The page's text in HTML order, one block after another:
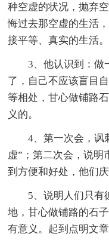
种空虚的状况，抛弃
悔过去那空虚的生活
接平等、真实的生活。
3、他认识到：做
了，自己不应该盲目
等相处，甘心做铺路
义的。
4、第一次会，讽
虚”；第二次会，说明
到方便和好处，他们
5、说明人们只有
地，甘心做铺路的石
有意义。起到点明文章